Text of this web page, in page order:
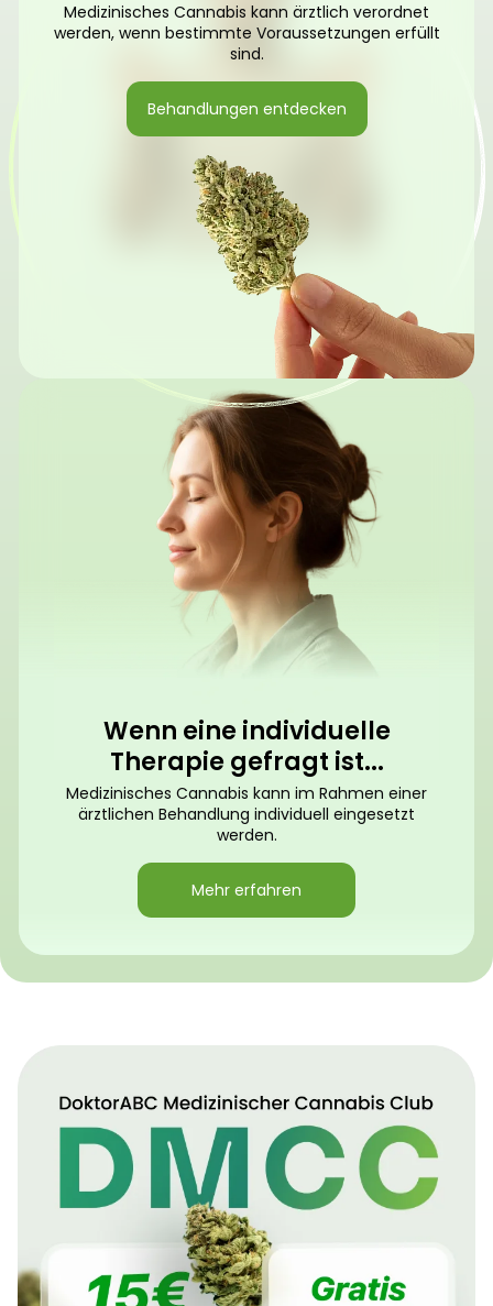
Medizinisches Cannabis kann ärztlich verordnet
werden, wenn bestimmte Voraussetzungen erfüllt
sind.
Behandlungen entdecken
Wenn eine individuelle
Therapie gefragt ist...
Medizinisches Cannabis kann im Rahmen einer
ärztlichen Behandlung individuell eingesetzt
werden.
Mehr erfahren